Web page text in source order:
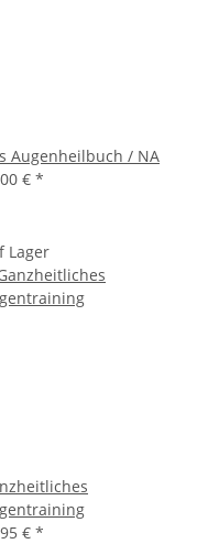
Augenheilbuch / NA
€ *
Lager
€ *